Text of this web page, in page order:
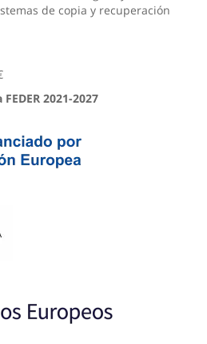
de copia y recuperación
2021-2027